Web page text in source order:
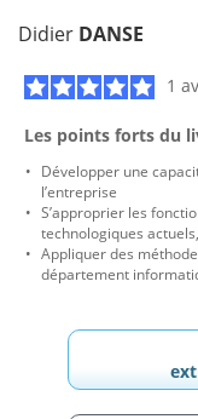
Didier DANSE
1
Les points forts du
Développer une
l’entreprise
S’approprier les
technologiques actuels,
Appliquer des
département